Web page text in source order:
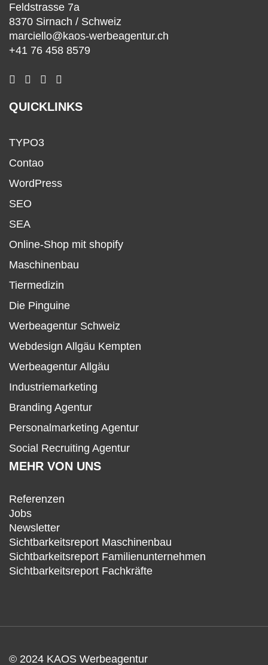
Feldstrasse 7a
8370 Sirnach / Schweiz
marciello@kaos-werbeagentur.ch
+41 76 458 8579
QUICKLINKS
TYPO3
Contao
WordPress
SEO
SEA
Online-Shop mit shopify
Maschinenbau
Tiermedizin
Die Pinguine
Werbeagentur Schweiz
Webdesign Allgäu Kempten
Werbeagentur Allgäu
Industriemarketing
Branding Agentur
Personalmarketing Agentur
Social Recruiting Agentur
MEHR VON UNS
Referenzen
Jobs
Newsletter
Sichtbarkeitsreport Maschinenbau
Sichtbarkeitsreport Familienunternehmen
Sichtbarkeitsreport Fachkräfte
© 2024 KAOS Werbeagentur